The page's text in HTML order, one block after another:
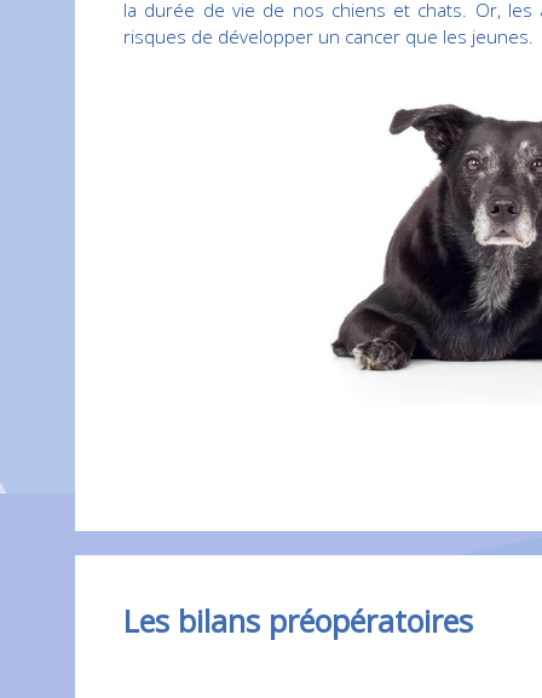
la durée de vie de nos chiens et chats. Or,
risques de développer un cancer que les jeunes.
Les bilans préopératoires